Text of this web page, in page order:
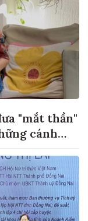
"mắt thần"
cánh